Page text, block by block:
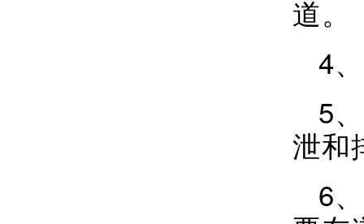
道。
4
5
泄和
6、